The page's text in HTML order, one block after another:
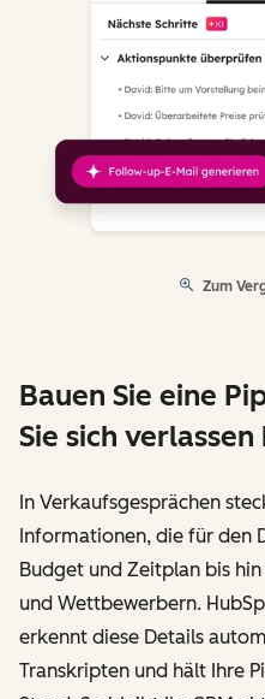
Zum
Bauen Sie eine
Sie sich
In Verkaufsgesprächen
Informationen, die für den
Budget und Zeitplan bis
und Wettbewerbern.
erkennt diese Details
Transkripten und hält Ihre